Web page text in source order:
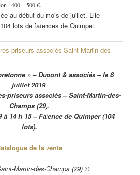
: 400 – 500 €.
au début du mois de juillet. Elle
lots de faïences de Quimper.
» – Dupont & associés – le 8
juillet 2019.
priseurs associés – Saint-Martin-des-
Champs (29).
14 h 15 – Faïence de Quimper (104
lots).
de la vente
Martin-des-Champs (29) ©